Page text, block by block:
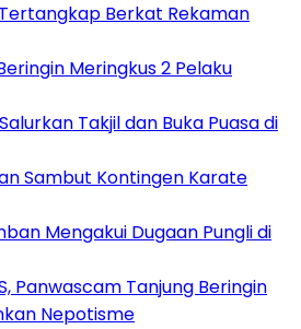
Berkat Rekaman
Meringkus 2 Pelaku
Takjil dan Buka Puasa di
Sambut Kontingen Karate
Mengakui Dugaan Pungli di
Panwascam Tanjung Beringin
Nepotisme